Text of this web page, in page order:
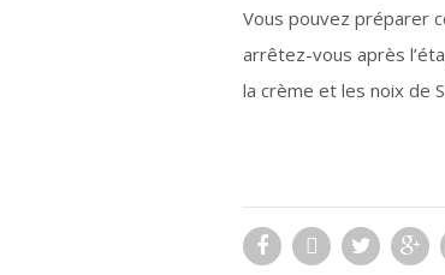
Vous pouvez préparer
arrêtez-vous après
la crème et les noix de